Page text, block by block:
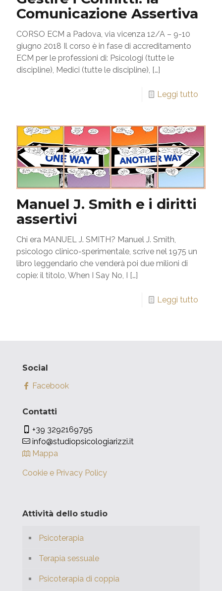
Comunicazione Assertiva
CORSO ECM a Padova, via vicenza 12/A – 9-10
giugno 2018 Il corso è in fase di accreditamento
ECM per le professioni di: Psicologi (tutte le
discipline), Medici (tutte le discipline), […]
Leggi tutto
Manuel J. Smith e i diritti
assertivi
Chi era MANUEL J. SMITH? Manuel J. Smith,
psicologo clinico-sperimentale, scrive nel 1975 un
libro leggendario che venderà poi due milioni di
copie: il titolo, When I Say No, I
[…]
Leggi tutto
Social
Facebook
Contatti
+39 3292169795
info@studiopsicologiarizzi.it
Mappa
Cookie e Privacy Policy
Attività dello studio
Psicoterapia
Terapia sessuale
Psicoterapia di coppia